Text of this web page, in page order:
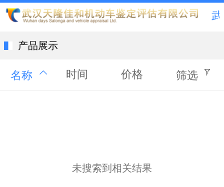
产品展示
名称 时间 价格 筛选
未搜索到相关结果